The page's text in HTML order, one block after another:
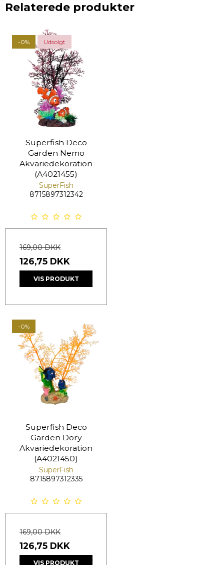
Relaterede produkter
-0% Udsolgt
Superfish Deco
Garden Nemo
Akvariedekoration
(A4021455)
SuperFish
8715897312342
169,00 DKK
126,75 DKK
VIS PRODUKT
-0%
Superfish Deco
Garden Dory
Akvariedekoration
(A4021450)
SuperFish
8715897312335
169,00 DKK
126,75 DKK
VIS PRODUKT